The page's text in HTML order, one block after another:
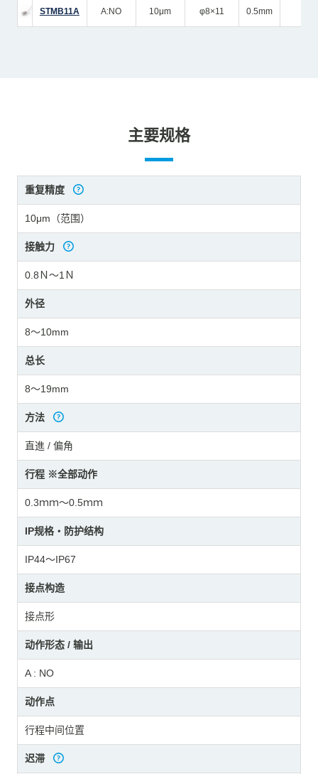
STMB11A A:NO 10μm φ8×11 0.5mm
主要规格
重复精度
10μm（范围）
接触力
0.8Ｎ～1Ｎ
外径
8～10mm
总长
8～19mm
方法
直進 / 偏角
行程 ※全部动作
0.3ｍｍ～0.5ｍｍ
IP规格・防护结构
IP44～IP67
接点构造
接点形
动作形态 / 输出
A : NO
动作点
行程中间位置
迟滞